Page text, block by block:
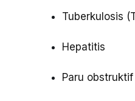
Tuberkulosis
Hepatitis
Paru